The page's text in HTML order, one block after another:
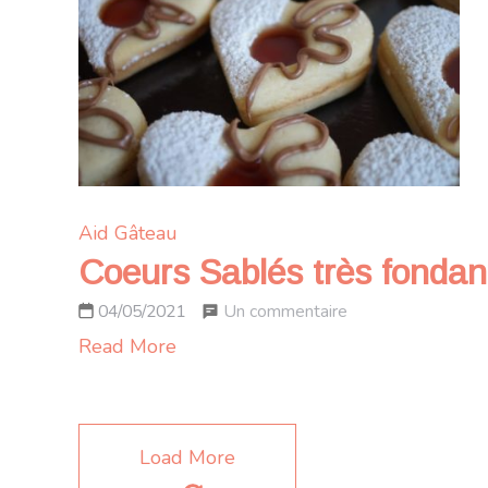
et
confiture
de
caramélisé
Aid Gâteau
Coeurs Sablés très
04/05/2021 Un commentaire
Read More
Load More